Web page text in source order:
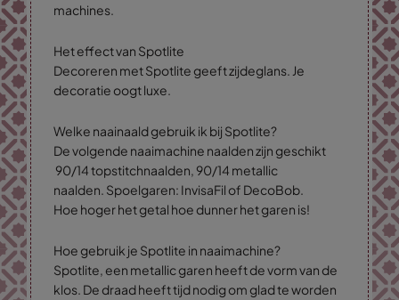
machines.
Het effect van Spotlite
Decoreren met Spotlite geeft zijdeglans. Je
decoratie oogt luxe.
Welke naainaald gebruik ik bij Spotlite?
De volgende naaimachine naalden zijn geschikt
90/14 topstitchnaalden, 90/14 metallic
naalden. Spoelgaren: InvisaFil of DecoBob.
Hoe hoger het getal hoe dunner het garen is!
Hoe gebruik je Spotlite in naaimachine?
Spotlite, een metallic garen heeft de vorm van de
klos. De draad heeft tijd nodig om glad te worden